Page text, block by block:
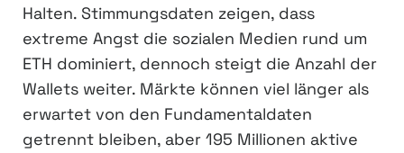
Halten. Stimmungsdaten zeigen, dass
extreme Angst die sozialen Medien rund um
ETH dominiert, dennoch steigt die Anzahl der
Wallets weiter. Märkte können viel länger als
erwartet von den Fundamentaldaten
getrennt bleiben, aber 195 Millionen aktive